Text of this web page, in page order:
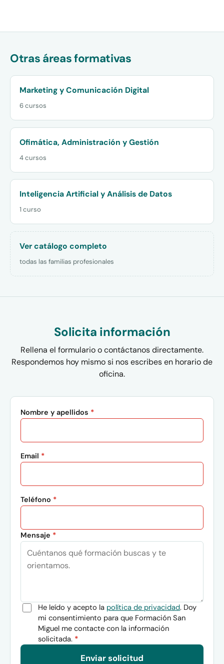
Otras áreas formativas
Marketing y Comunicación Digital
6 cursos
Ofimática, Administración y Gestión
4 cursos
Inteligencia Artificial y Análisis de Datos
1 curso
Ver catálogo completo
todas las familias profesionales
Solicita información
Rellena el formulario o contáctanos directamente.
Respondemos hoy mismo si nos escribes en horario de
oficina.
Nombre y apellidos *
Email *
Teléfono *
Mensaje *
He leído y acepto la política de privacidad. Doy
mi consentimiento para que Formación San
Miguel me contacte con la información
solicitada. *
Enviar solicitud